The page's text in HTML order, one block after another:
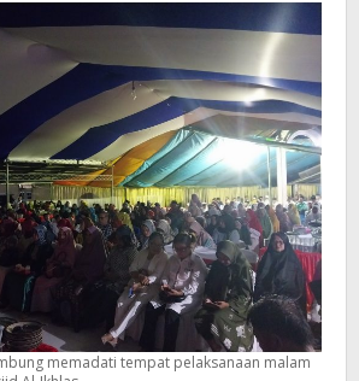
memadati tempat pelaksanaan malam